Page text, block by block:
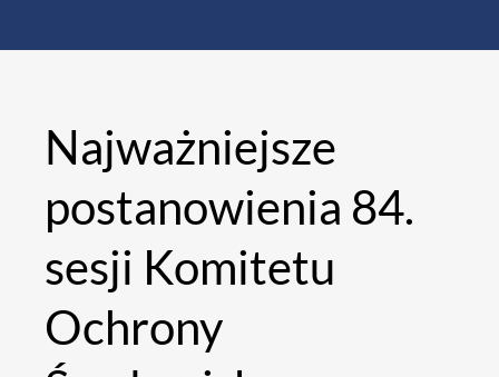
Najważniejsze
postanowienia 84.
sesji Komitetu
Ochrony